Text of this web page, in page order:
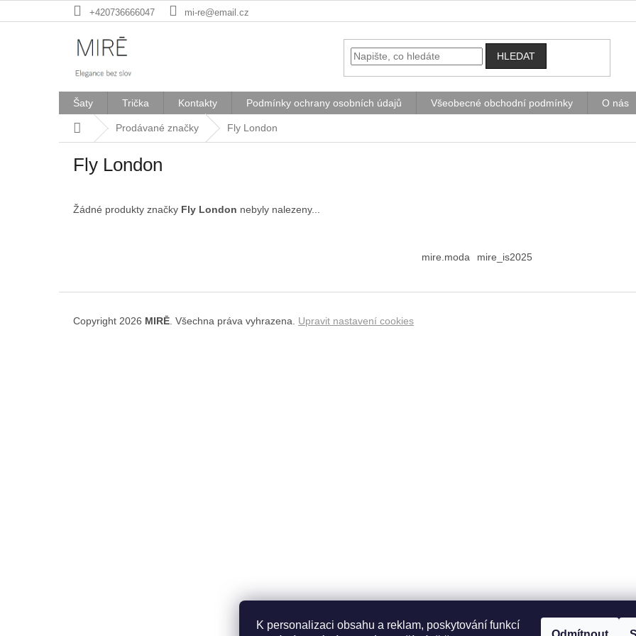
K personalizaci obsahu a reklam, poskytování funkcí
na
+420736666047 mi-re@email.cz
HLEDAT
Šaty Trička Kontakty Podmínky ochrany osobních údajů Všeobecné obchodní podmínky O nás
Domů Prodávané značky Fly London
Fly London
Žádné produkty značky Fly London nebyly nalezeny...
mire.moda mire_is2025
Copyright 2026 MIRĒ. Všechna práva vyhrazena. Upravit nastavení cookies